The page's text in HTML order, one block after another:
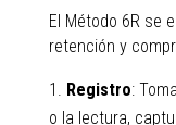
El Método 6R se
retención y
Registro:
o la lectura,